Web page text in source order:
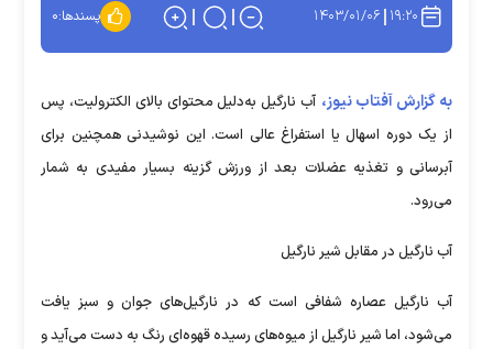
۱۹:۲۰ ۱۴۰۳/۰۱/۰۶ پسندها:۰
به گزارش آفتاب نیوز، آب نارگیل به‌دلیل محتوای بالای الکترولیت، پس
از یک دوره اسهال یا استفراغ عالی است. این نوشیدنی همچنین برای
آبرسانی و تغذیه عضلات بعد از ورزش گزینه بسیار مفیدی به شمار
می‌رود.
آب نارگیل در مقابل شیر نارگیل
آب نارگیل عصاره شفافی است که در نارگیل‌های جوان و سبز یافت
می‌شود، اما شیر نارگیل از میوه‌های رسیده قهوه‌ای رنگ به دست می‌آید و